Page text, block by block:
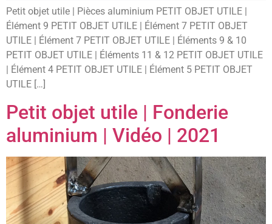
Petit objet utile | Pièces aluminium PETIT OBJET UTILE |
Élément 9 PETIT OBJET UTILE | Élément 7 PETIT OBJET
UTILE | Élément 7 PETIT OBJET UTILE | Éléments 9 & 10
PETIT OBJET UTILE | Éléments 11 & 12 PETIT OBJET UTILE
| Élément 4 PETIT OBJET UTILE | Élément 5 PETIT OBJET
UTILE […]
Petit objet utile | Fonderie
aluminium | Vidéo | 2021